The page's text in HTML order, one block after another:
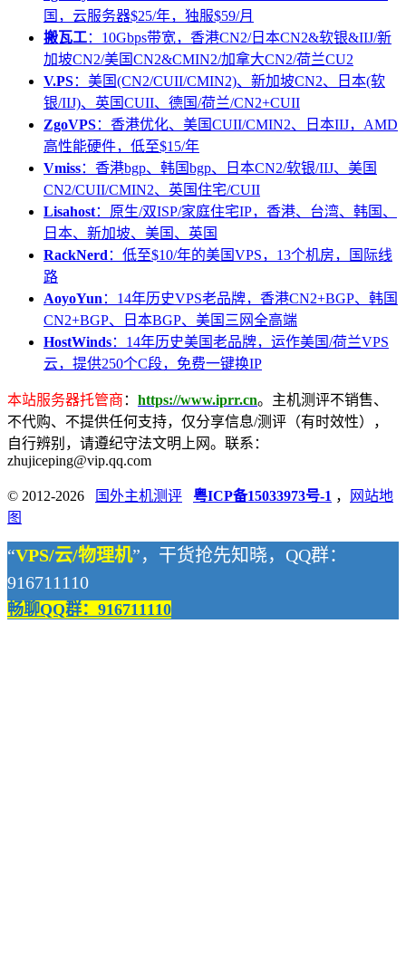
国，云服务器$25/年，独服$59/月
搬瓦工：10Gbps带宽，香港CN2/日本CN2&软银&IIJ/新
加坡CN2/美国CN2&CMIN2/加拿大CN2/荷兰CU2
V.PS：美国(CN2/CUII/CMIN2)、新加坡CN2、日本(软
银/IIJ)、英国CUII、德国/荷兰/CN2+CUII
ZgoVPS：香港优化、美国CUII/CMIN2、日本IIJ，AMD
高性能硬件，低至$15/年
Vmiss：香港bgp、韩国bgp、日本CN2/软银/IIJ、美国
CN2/CUII/CMIN2、英国住宅/CUII
Lisahost：原生/双ISP/家庭住宅IP，香港、台湾、韩国、
日本、新加坡、美国、英国
RackNerd ：低至$10/年的美国VPS，13个机房，国际线
路
AoyoYun ：14年历史VPS老品牌，香港CN2+BGP、韩国
CN2+BGP、日本BGP、美国三网全高端
HostWinds：14年历史美国老品牌，运作美国/荷兰VPS
云，提供250个C段，免费一键换IP
本站服务器托管商 ： https://www.iprr.cn。主机测评不销售、
不代购、不提供任何支持，仅分享信息/测评（有时效性），
自行辨别，请遵纪守法文明上网。联系：
zhujiceping@vip.qq.com
© 2012-2026 国外主机测评 粤ICP备15033973号-1 ，
网站地
图
“VPS/云/物理机”，干货抢先知晓，QQ群：
916711110
畅聊QQ群：916711110